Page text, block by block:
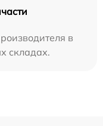
в
складах.